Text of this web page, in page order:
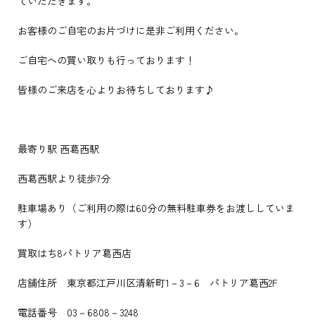
お客様のご自宅のお片づけに是非ご利用ください。
ご自宅への買い取りも行っております！
皆様のご来店を心よりお待ちしております♪
最寄り駅 西葛西駅
西葛西駅より徒歩7分
駐車場あり（ご利用の際は60分の無料駐車券をお渡ししていま
す）
買取はち8パトリア葛西店
店舗住所 東京都江戸川区清新町1－3－6 パトリア葛西2F
電話番号 03－6808－3248